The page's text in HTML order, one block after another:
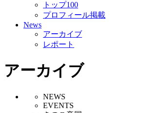
トップ100
プロフィール掲載
News
アーカイブ
レポート
アーカイブ
NEWS
EVENTS